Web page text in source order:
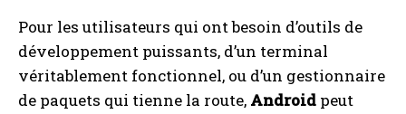
Pour les utilisateurs qui ont besoin d’outils de
développement puissants, d’un terminal
véritablement fonctionnel, ou d’un gestionnaire
de paquets qui tienne la route, Android peut